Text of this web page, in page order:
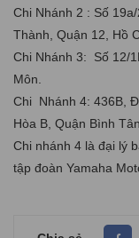
Chi Nhánh 2 : Số
Thành, Quận 12, Hồ
Chi Nhánh 3: Số 12/
Môn.
Chi Nhánh 4: 436B,
Hòa B, Quận Bình
Chi nhánh 4 là đại lý
tập đoàn Yamaha